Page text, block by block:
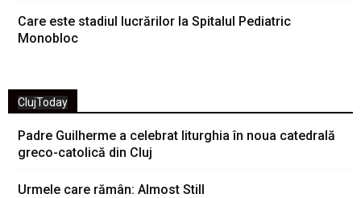
Care este stadiul lucrărilor la Spitalul Pediatric
Monobloc
ClujToday
Padre Guilherme a celebrat liturghia în noua catedrală
greco-catolică din Cluj
Urmele care rămân: Almost Still